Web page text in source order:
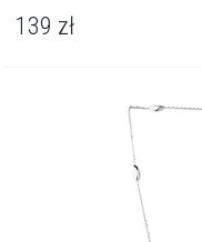
139 zł